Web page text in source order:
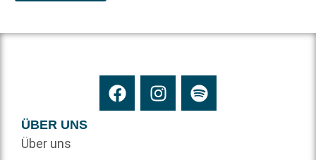
ÜBER UNS
Über uns